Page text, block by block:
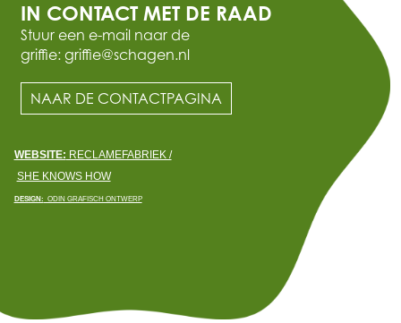
IN CONTACT MET DE RAAD
Stuur een e-mail naar de
griffie: griffie@schagen.nl
NAAR DE CONTACTPAGINA
WEBSITE: RECLAMEFABRIEK /
SHE KNOWS HOW
DESIGN: ODIN GRAFISCH ONTWERP